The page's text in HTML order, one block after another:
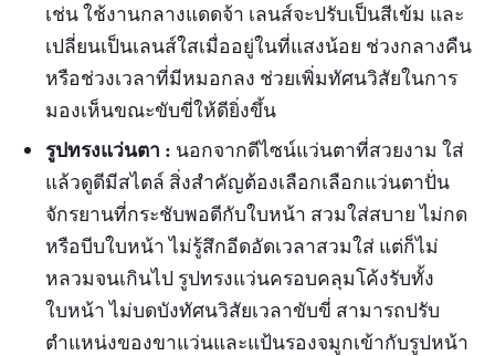
เช่น ใช้งานกลางแดดจ้า เลนส์จะปรับเป็นสีเข้ม และ
เปลี่ยนเป็นเลนส์ใสเมื่ออยู่ในที่แสงน้อย ช่วงกลางคืน
หรือช่วงเวลาที่มีหมอกลง ช่วยเพิ่มทัศนวิสัยในการ
มองเห็นขณะขับขี่ให้ดียิ่งขึ้น
รูปทรงแว่นตา : นอกจากดีไซน์แว่นตาที่สวยงาม ใส่
แล้วดูดีมีสไตล์ สิ่งสำคัญต้องเลือกเลือกแว่นตาปั่น
จักรยานที่กระชับพอดีกับใบหน้า สวมใส่สบาย ไม่กด
หรือบีบใบหน้า ไม่รู้สึกอีดอัดเวลาสวมใส่ แต่ก็ไม่
หลวมจนเกินไป รูปทรงแว่นครอบคลุมโค้งรับทั้ง
ใบหน้า ไม่บดบังทัศนวิสัยเวลาขับขี่ สามารถปรับ
ตำแหน่งของขาแว่นและแป้นรองจมูกเข้ากับรูปหน้า